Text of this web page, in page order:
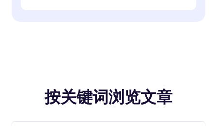
按关键词浏览文章